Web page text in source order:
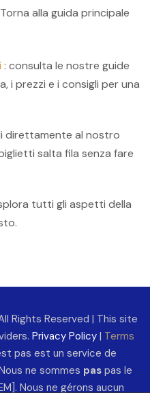
alla guida principale
: consulta le nostre guide
i prezzi e i consigli per una
direttamente al nostro
salta fila senza fare
tutti gli aspetti della
Rights Reserved | This site
Privacy Policy| Terms
pas est un service de
ne sommes paspas le
Nous ne gérons aucun